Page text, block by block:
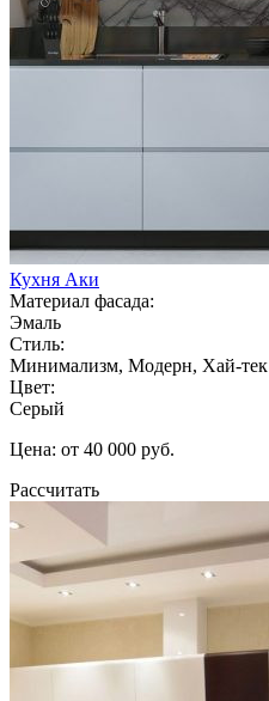
Кухня Аки
Материал фасада:
Эмаль
Стиль:
Минимализм, Модерн, Хай-тек
Цвет:
Серый
Цена: от 40 000 руб.
Рассчитать